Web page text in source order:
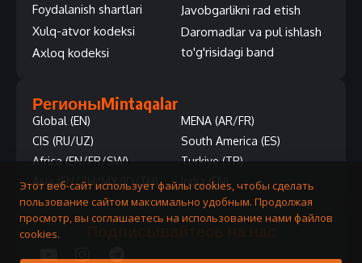
Foydalanish shartlari
Xulq-atvor kodeksi
Axloq kodeksi
Javobgarlikni rad etish
Daromadlar va pul ishlash
to'g'risidagi band
РегионыMintaqalar
Global (EN)
CIS (RU/UZ)
Africa (EN/FR/SW)
Asia (EN/ZH/MY/ID/TH)
MENA (AR/FR)
South America (ES)
Turkiye (TR)
India (EN)
Этот веб-сайт использует файлы cookies, чтобы сделать
пользование сайтом максимально удобным. Продолжая
просмотр, вы соглашаетесь на использование нами файлов
cookies.